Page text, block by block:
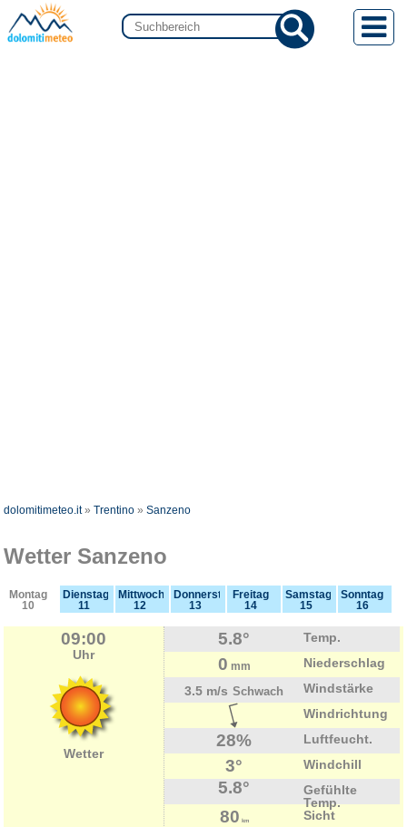
dolomitimeteo.it»Trentino »Sanzeno
Wetter Sanzeno
Montag
10
Dienstag
11
Mittwoch
12
Donnerstag
13
Freitag
14
Samstag
15
Sonntag
16
09:00
Uhr
Wetter
5.8° Temp.
0 mm
Niederschlag
3.5 m/s Schwach
Windstärke
Windrichtung
28% Luftfeucht.
3° Windchill
5.8°
Gefühlte
Temp.
80 km Sicht